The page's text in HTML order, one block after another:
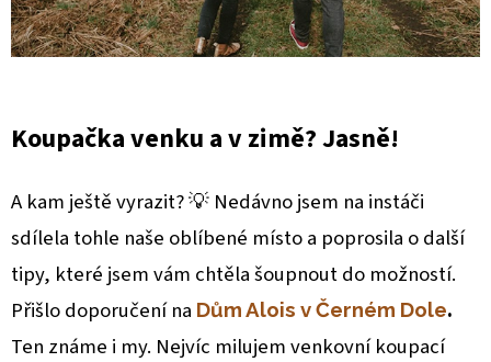
Koupačka venku a v zimě? Jasně!
A kam ještě vyrazit? 💡 Nedávno jsem na instáči
sdílela tohle naše oblíbené místo a poprosila o další
tipy, které jsem vám chtěla šoupnout do možností.
Přišlo doporučení na Dům Alois v Černém Dole.
Ten známe i my. Nejvíc milujem venkovní koupací